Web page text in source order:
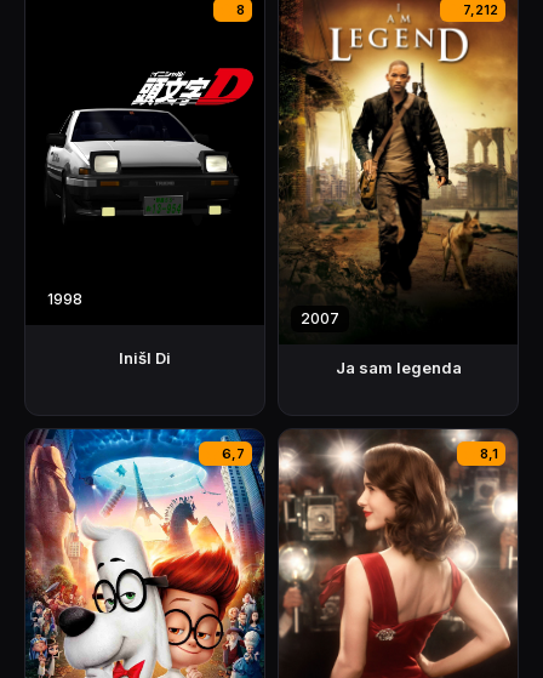
8
1998
Inišl Di
7,212
2007
Ja sam legenda
6,7 8,1